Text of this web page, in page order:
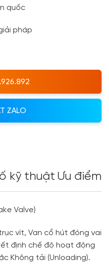
quốc
pháp
ZALO
kỹ thuật Ưu điểm
Valve)
vít, Van cổ hút đóng vai
định chế độ hoạt động
Không tải (Unloading).